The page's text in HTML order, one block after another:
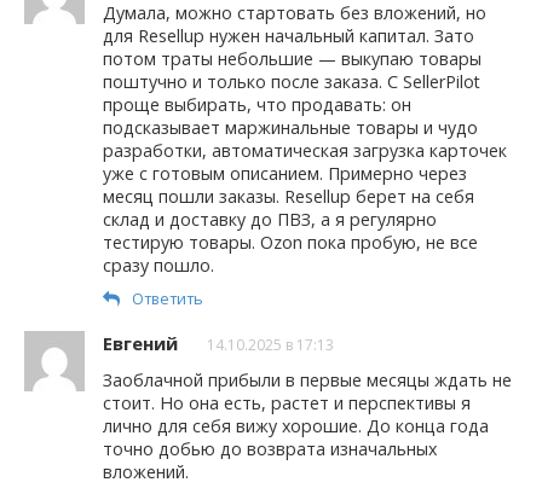
Думала, можно стартовать без вложений, но
для Resellup нужен начальный капитал. Зато
потом траты небольшие — выкупаю товары
поштучно и только после заказа. С SellerPilot
проще выбирать, что продавать: он
подсказывает маржинальные товары и чудо
разработки, автоматическая загрузка карточек
уже с готовым описанием. Примерно через
месяц пошли заказы. Resellup берет на себя
склад и доставку до ПВЗ, а я регулярно
тестирую товары. Ozon пока пробую, не все
сразу пошло.
Ответить
Евгений 14.10.2025 в 17:13
Заоблачной прибыли в первые месяцы ждать не
стоит. Но она есть, растет и перспективы я
лично для себя вижу хорошие. До конца года
точно добью до возврата изначальных
вложений.